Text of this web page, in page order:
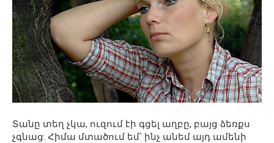
Տանը տեղ չկա, ուզում էի գցել աղբը, բայց ձեռքս
չգնաց: Հիմա մտածում եմ՝ ինչ անեմ այդ ամենի